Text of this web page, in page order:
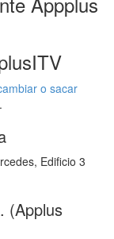
o sacar
Edificio 3
(Applus